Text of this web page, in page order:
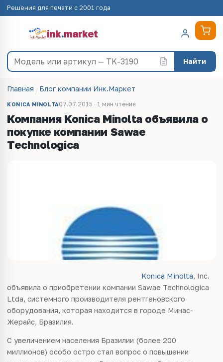
Решения для печати с 2001 года
ink.market
Найти
Главная Блог компании Инк.Маркет
KONICA MINOLTA07.07.2015 · 1 мин чтения
Компания Konica Minolta объявила о
покупке компании Sawae
Technologica
Konica Minolta, Inc.
объявила о приобретении компании Sawae Technologica
Ltda, системного производителя рентгеновского
оборудования, которая находится в городе Минас-
Жерайс, Бразилия.
С увеличением населения Бразилии (более 200
миллионов) особо остро стал вопрос о повышении